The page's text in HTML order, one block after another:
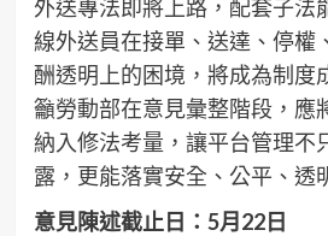
外送專法即將上路，配套子法
線外送員在接單、送達、停權
酬透明上的困境，將成為制度
籲勞動部在意見彙整階段，應
納入修法考量，讓平台管理不
露，更能落實安全、公平、透
意見陳述截止日：5月22日